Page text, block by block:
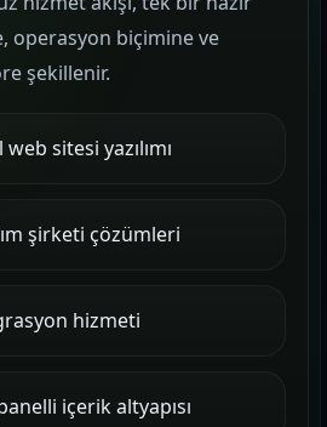
operasyon biçimine ve
şekillenir.
sitesi yazılımı
şirketi çözümleri
hizmeti
içerik altyapısı